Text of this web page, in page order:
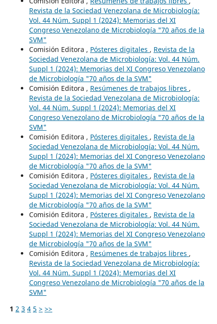
Revista de la Sociedad Venezolana de Microbiología:
Vol. 44 Núm. Suppl 1 (2024): Memorias del XI
Congreso Venezolano de Microbiología "70 años de la
SVM"
Comisión Editora , Pósteres digitales , Revista de la
Sociedad Venezolana de Microbiología: Vol. 44 Núm.
Suppl 1 (2024): Memorias del XI Congreso Venezolano
de Microbiología "70 años de la SVM"
Comisión Editora , Resúmenes de trabajos libres ,
Revista de la Sociedad Venezolana de Microbiología:
Vol. 44 Núm. Suppl 1 (2024): Memorias del XI
Congreso Venezolano de Microbiología "70 años de la
SVM"
Comisión Editora , Pósteres digitales , Revista de la
Sociedad Venezolana de Microbiología: Vol. 44 Núm.
Suppl 1 (2024): Memorias del XI Congreso Venezolano
de Microbiología "70 años de la SVM"
Comisión Editora , Pósteres digitales , Revista de la
Sociedad Venezolana de Microbiología: Vol. 44 Núm.
Suppl 1 (2024): Memorias del XI Congreso Venezolano
de Microbiología "70 años de la SVM"
Comisión Editora , Pósteres digitales , Revista de la
Sociedad Venezolana de Microbiología: Vol. 44 Núm.
Suppl 1 (2024): Memorias del XI Congreso Venezolano
de Microbiología "70 años de la SVM"
Comisión Editora , Resúmenes de trabajos libres ,
Revista de la Sociedad Venezolana de Microbiología:
Vol. 44 Núm. Suppl 1 (2024): Memorias del XI
Congreso Venezolano de Microbiología "70 años de la
SVM"
1 2 3 4 5 > >>